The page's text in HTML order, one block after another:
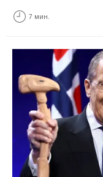
7 мин.